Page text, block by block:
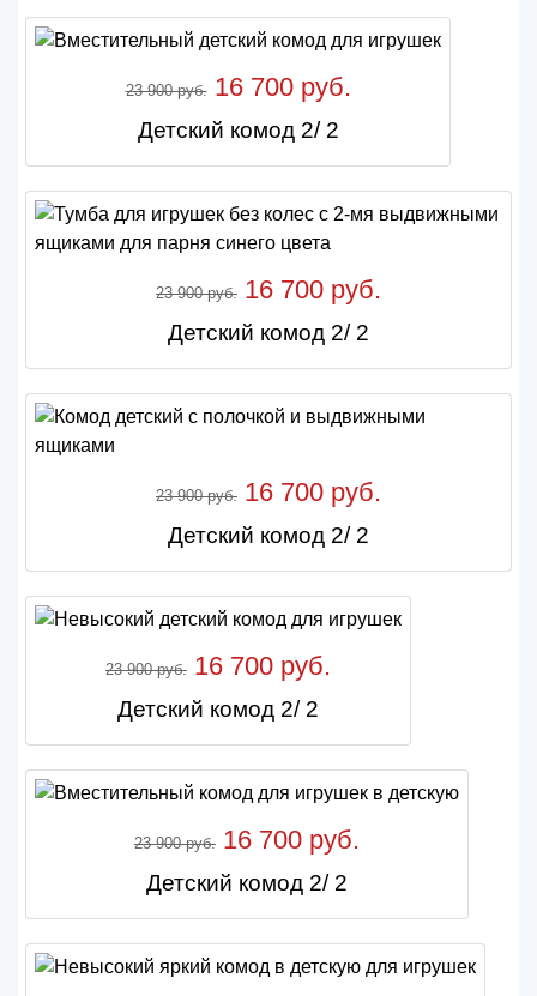
23 900 руб.16 700 руб.
Детский комод 2/ 2
23 900 руб. 16 700 руб.
Детский комод 2/ 2
23 900 руб. 16 700 руб.
Детский комод 2/ 2
23 900 руб. 16 700 руб.
Детский комод 2/ 2
23 900 руб. 16 700 руб.
Детский комод 2/ 2